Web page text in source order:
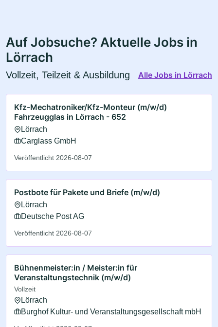
Auf Jobsuche? Aktuelle Jobs in
Lörrach
Vollzeit, Teilzeit & Ausbildung Alle Jobs in Lörrach
Kfz-Mechatroniker/Kfz-Monteur (m/w/d)
Fahrzeugglas in Lörrach - 652
Lörrach
Carglass GmbH
Veröffentlicht 2026-08-07
Postbote für Pakete und Briefe (m/w/d)
Lörrach
Deutsche Post AG
Veröffentlicht 2026-08-07
Bühnenmeister:in / Meister:in für
Veranstaltungstechnik (m/w/d)
Vollzeit
Lörrach
Burghof Kultur- und Veranstaltungsgesellschaft mbH